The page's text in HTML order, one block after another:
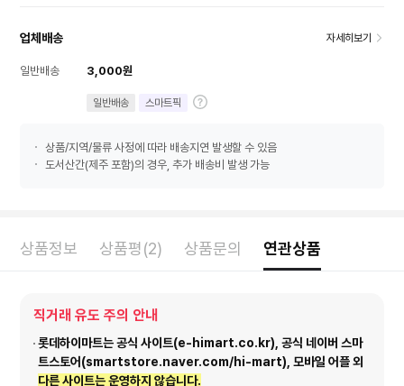
업체배송 자세히보기
일반배송 3,000원
일반배송 스마트픽
상품/지역/물류 사정에 따라 배송지연 발생할 수 있음
도서산간(제주 포함)의 경우, 추가 배송비 발생 가능
상품정보 상품평(2) 상품문의 연관상품
직거래 유도 주의 안내
롯데하이마트는 공식 사이트(e-himart.co.kr), 공식 네이버 스마
트스토어(smartstore.naver.com/hi-mart), 모바일 어플 외
다른 사이트는 운영하지 않습니다.